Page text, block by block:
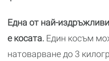
Една от най-
е косата. Един косъм
натоварване до 3